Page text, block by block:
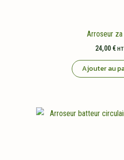
Arroseur za
24,00 € HT
Ajouter au